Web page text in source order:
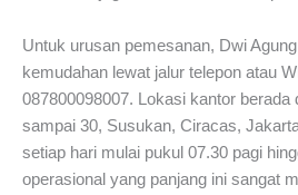
Untuk urusan pemesanan, Dwi
kemudahan lewat jalur telepon atau
087800098007. Lokasi kantor berada
sampai 30, Susukan, Ciracas,
setiap hari mulai pukul 07.30 pagi
operasional yang panjang ini sangat